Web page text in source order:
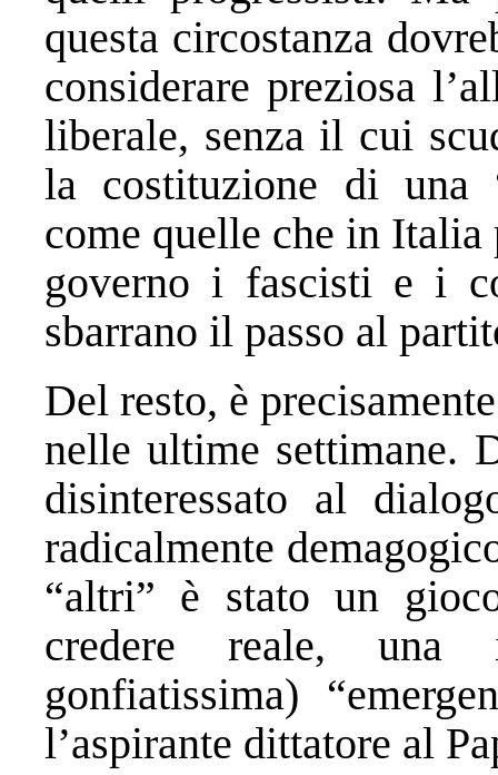
questa circostanza
considerare preziosa
liberale, senza il cui
la costituzione di una
come quelle che in
governo i fascisti e i
sbarrano il passo al
Del resto, è
nelle ultime settimane.
disinteressato al
radicalmente
“altri” è stato un
credere reale, una
gonfiatissima)
l’aspirante dittatore al